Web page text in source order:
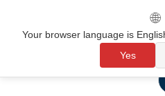
🌐
Your browser language is
Yes